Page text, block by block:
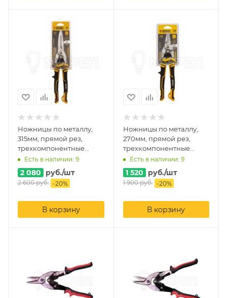
Ножницы по металлу,
315мм, прямой рез,
трехкомпонентные
рукоятки, Denzel
Есть в наличии: 9
2 080 руб./шт
2 600руб. -20%
В корзину
Ножницы по металлу,
270мм, прямой рез,
трехкомпонентные
рукоятки, Denzel
Есть в наличии: 9
1 520 руб./шт
1 900руб. -20%
В корзину